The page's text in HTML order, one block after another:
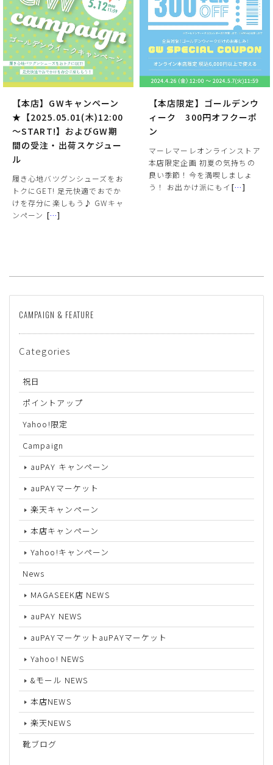
【本店】GWキャンペーン
★【2025.05.01(木)12:00
～START!】およびGW期
間の受注・出荷スケジュー
ル
履き心地バツグンシューズをお
トクにGET! 足元快適でおでか
けを存分に楽しもう♪ GWキャ
ンペーン […]
【本店限定】ゴールデンウ
ィーク 300円オフクーポ
ン
マーレマーレオンラインストア
本店限定企画 初夏の気持ちの
良い季節！今を満喫しましょ
う！ お出かけ派にもイ […]
CAMPAIGN & FEATURE
Categories
祝日
ポイントアップ
Yahoo!限定
Campaign
auPAY キャンペーン
auPAYマーケット
楽天キャンペーン
本店キャンペーン
Yahoo!キャンペーン
News
MAGASEEK店 NEWS
auPAY NEWS
auPAYマーケットauPAYマーケット
Yahoo! NEWS
&モール NEWS
本店NEWS
楽天NEWS
靴ブログ